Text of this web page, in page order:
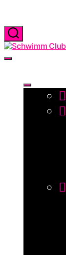
springen
Suchen
Menü